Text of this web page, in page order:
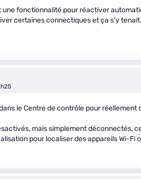
fonctionnalité pour réactiver
certaines connectiques et ça s'y
le Centre de contrôle pour réellement
mais simplement déconnectés,
pour localiser des appareils Wi-Fi